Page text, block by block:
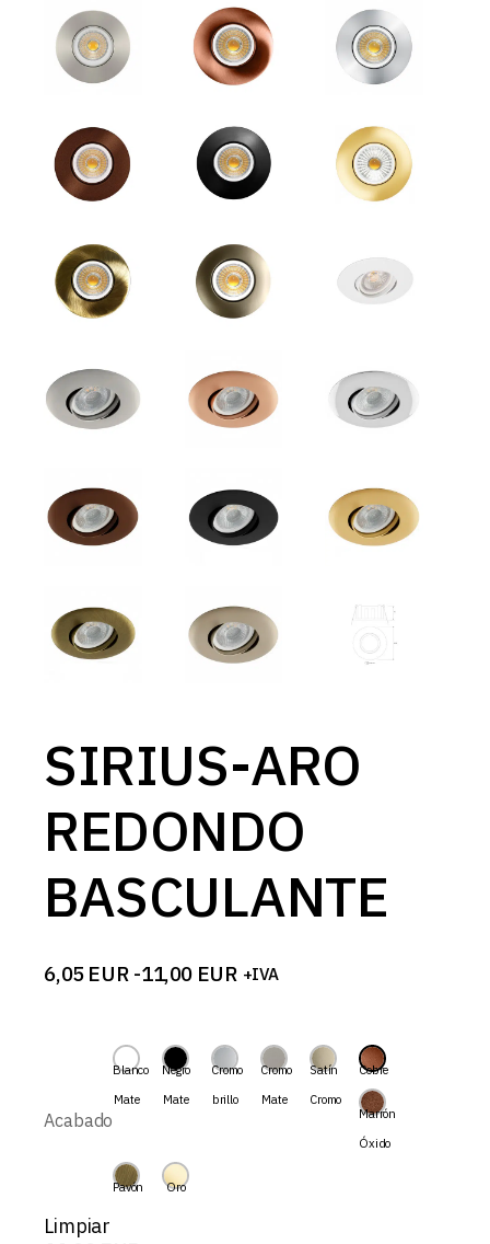
SIRIUS-ARO
REDONDO
BASCULANTE
6,05 EUR -11,00 EUR
Rango
6,05 EUR
11,00 EUR
+IVA
Acabado
Blanco
Mate
Negro
Mate
Cromo
brillo
Cromo
Mate
Satín
Cromo
Cobre
Marrón
Óxido
Pavón Oro
Limpiar